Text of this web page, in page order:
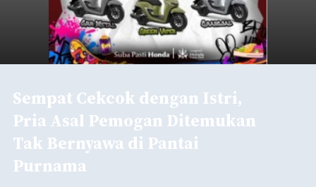
Sempat Cekcok dengan Istri,
Pria Asal Pemogan Ditemukan
Tak Bernyawa di Pantai
Purnama